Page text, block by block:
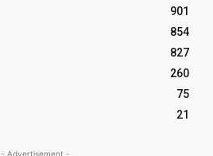
901
854
827
260
75
21
- Advertisement -